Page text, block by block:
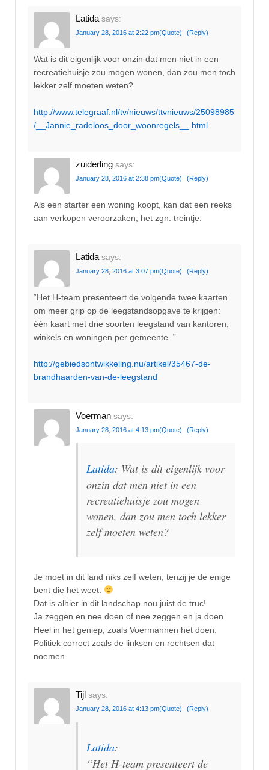
Latida says:
January 28, 2016 at 2:22 pm(Quote) (Reply)
Wat is dit eigenlijk voor onzin dat men niet in een
recreatiehuisje zou mogen wonen, dan zou men toch
lekker zelf moeten weten?
http://www.telegraaf.nl/tv/nieuws/ttvnieuws/25098985
/__Jannie_radeloos_door_woonregels__.html
zuiderling says:
January 28, 2016 at 2:38 pm(Quote) (Reply)
Als een starter een woning koopt, kan dat een reeks
aan verkopen veroorzaken, het zgn. treintje.
Latida says:
January 28, 2016 at 3:07 pm(Quote) (Reply)
“Het H-team presenteert de volgende twee kaarten
om meer grip op de leegstandsopgave te krijgen:
één kaart met drie soorten leegstand van kantoren,
winkels en woningen per gemeente. ”
http://gebiedsontwikkeling.nu/artikel/35467-de-
brandhaarden-van-de-leegstand
Voerman says:
January 28, 2016 at 4:13 pm(Quote) (Reply)
Latida: Wat is dit eigenlijk voor
onzin dat men niet in een
recreatiehuisje zou mogen
wonen, dan zou men toch lekker
zelf moeten weten?
Je moet in dit land niks zelf weten, tenzij je de enige
bent die het weet.
Dat is alhier in dit landschap nou juist de truc!
Ja zeggen en nee doen of nee zeggen en ja doen.
Heel in het geniep, zoals Voermannen het doen.
Politiek correct zoals de linksen en rechtsen dat
noemen.
Tijl says:
January 28, 2016 at 4:13 pm(Quote) (Reply)
Latida:
“Het H-team presenteert de